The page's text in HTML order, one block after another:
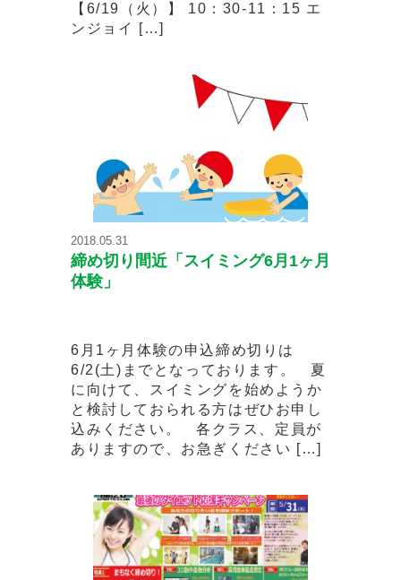
【6/19（火）】 10：30-11：15 エ
ンジョイ […]
2018.05.31
締め切り間近「スイミング6月1ヶ月
体験」
6月1ヶ月体験の申込締め切りは
6/2(土)までとなっております。 夏
に向けて、スイミングを始めようか
と検討しておられる方はぜひお申し
込みください。 各クラス、定員が
ありますので、お急ぎください […]